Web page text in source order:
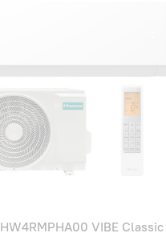
VIBE Classic